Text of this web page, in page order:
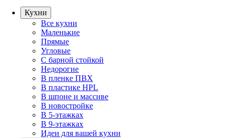
Кухни
Все кухни
Маленькие
Прямые
Угловые
С барной стойкой
Недорогие
В пленке ПВХ
В пластике HPL
В шпоне и массиве
В новостройке
В 5-этажках
В 9-этажках
Идеи для вашей кухни